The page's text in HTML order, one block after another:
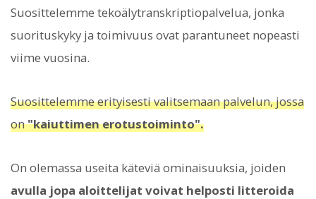
Suosittelemme tekoälytranskriptiopalvelua, jonka
suorituskyky ja toimivuus ovat parantuneet nopeasti
viime vuosina.
Suosittelemme erityisesti valitsemaan palvelun, jossa
on"kaiuttimen erotustoiminto".
On olemassa useita käteviä ominaisuuksia, joiden
avulla jopa aloittelijat voivat helposti litteroida